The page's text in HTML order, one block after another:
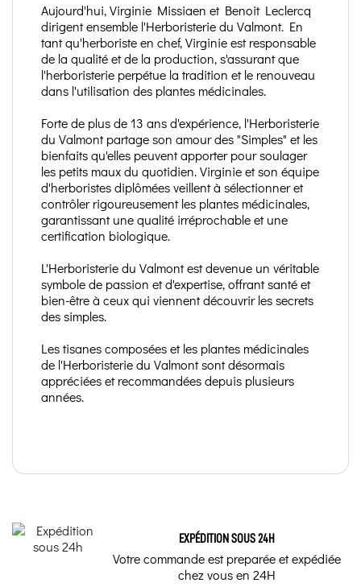
Aujourd'hui, Virginie Missiaen et Benoit Leclercq
dirigent ensemble l'Herboristerie du Valmont. En
tant qu'herboriste en chef, Virginie est responsable
de la qualité et de la production, s'assurant que
l'herboristerie perpétue la tradition et le renouveau
dans l'utilisation des plantes médicinales.
Forte de plus de 13 ans d'expérience, l'Herboristerie
du Valmont partage son amour des "Simples" et les
bienfaits qu'elles peuvent apporter pour soulager
les petits maux du quotidien. Virginie et son équipe
d'herboristes diplômées veillent à sélectionner et
contrôler rigoureusement les plantes médicinales,
garantissant une qualité irréprochable et une
certification biologique.
L'Herboristerie du Valmont est devenue un véritable
symbole de passion et d'expertise, offrant santé et
bien-être à ceux qui viennent découvrir les secrets
des simples.
Les tisanes composées et les plantes médicinales
de l'Herboristerie du Valmont sont désormais
appréciées et recommandées depuis plusieurs
années.
EXPÉDITION SOUS 24H
Votre commande est preparée et expédiée
chez vous en 24H